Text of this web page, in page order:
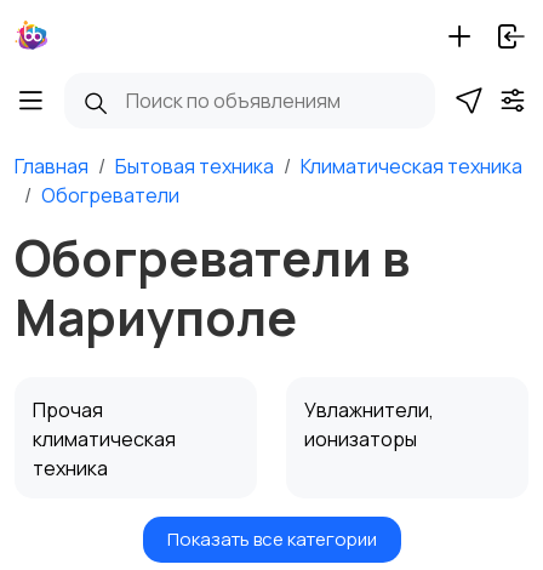
Главная Бытовая техника
Климатическая техника
Обогреватели
Обогреватели в
Мариуполе
Прочая
климатическая
техника
Увлажнители,
ионизаторы
Вентиляторы Обогреватели
Показать все категории